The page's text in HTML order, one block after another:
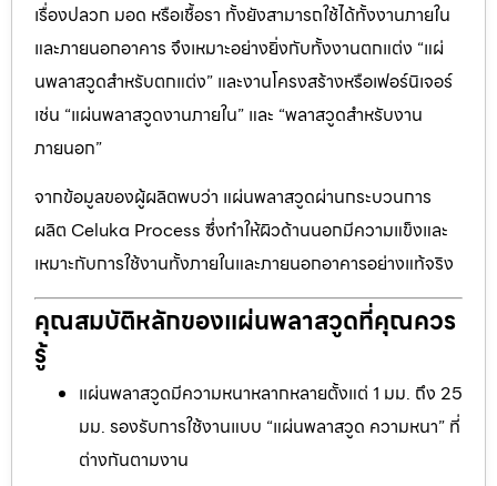
เรื่องปลวก มอด หรือเชื้อรา ทั้งยังสามารถใช้ได้ทั้งงานภายใน
และภายนอกอาคาร จึงเหมาะอย่างยิ่งกับทั้งงานตกแต่ง “แผ่
นพลาสวูดสำหรับตกแต่ง” และงานโครงสร้างหรือเฟอร์นิเจอร์
เช่น “แผ่นพลาสวูดงานภายใน” และ “พลาสวูดสำหรับงาน
ภายนอก”
จากข้อมูลของผู้ผลิตพบว่า แผ่นพลาสวูดผ่านกระบวนการ
ผลิต Celuka Process ซึ่งทำให้ผิวด้านนอกมีความแข็งและ
เหมาะกับการใช้งานทั้งภายในและภายนอกอาคารอย่างแท้จริง
คุณสมบัติหลักของแผ่นพลาสวูดที่คุณควร
รู้
แผ่นพลาสวูดมีความหนาหลากหลายตั้งแต่ 1 มม. ถึง 25
มม. รองรับการใช้งานแบบ “แผ่นพลาสวูด ความหนา” ที่
ต่างกันตามงาน